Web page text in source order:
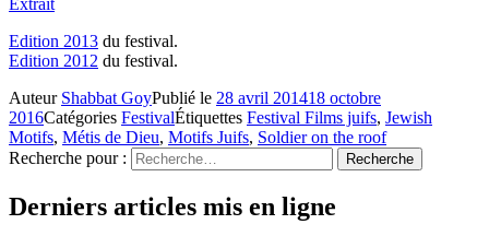
Edition 2013 du festival.
Edition 2012 du festival.
Auteur Shabbat GoyPublié le 28 avril 201418 octobre
2016Catégories FestivalÉtiquettes Festival Films juifs, Jewish
Motifs, Métis de Dieu, Motifs Juifs, Soldier on the roof
Recherche pour :
Recherche
Derniers articles mis en ligne